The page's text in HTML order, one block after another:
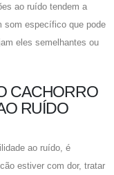
ao ruído tendem a
som específico que pode
eles semelhantes ou
CACHORRO
RUÍDO
ao ruído, é
estiver com dor, tratar